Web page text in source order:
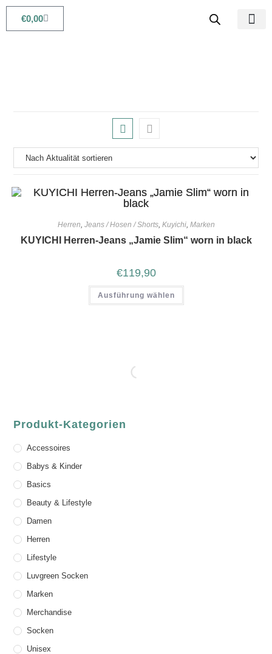
€0,00
Herren, Jeans / Hosen / Shorts, Kuyichi, Marken
KUYICHI Herren-Jeans „Jamie Slim“ worn in black
€119,90
Ausführung wählen
Produkt-Kategorien
Accessoires
Babys & Kinder
Basics
Beauty & Lifestyle
Damen
Herren
Lifestyle
Luvgreen Socken
Marken
Merchandise
Socken
Unisex